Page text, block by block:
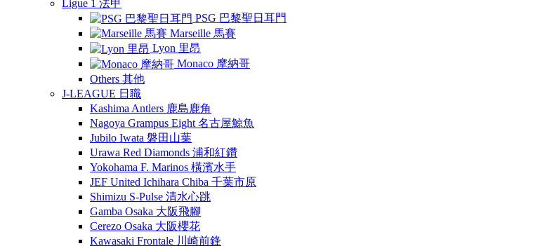
Ligue 1 法甲
PSG 巴黎聖日耳門
Marseille 馬賽
Lyon 里昂
Monaco 摩納哥
Others 其他
J-LEAGUE 日職
Kashima Antlers 鹿島鹿角
Nagoya Grampus Eight 名古屋鯨魚
Jubilo Iwata 磐田山葉
Urawa Red Diamonds 浦和紅鑽
Yokohama F. Marinos 橫濱水手
JEF United Ichihara Chiba 千葉市原
Shimizu S-Pulse 清水心跳
Gamba Osaka 大阪飛腳
Cerezo Osaka 大阪櫻花
Kawasaki Frontale 川崎前鋒